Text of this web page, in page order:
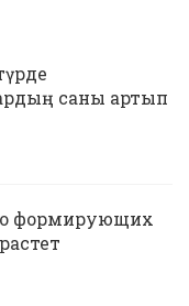
саны артып
формирующих